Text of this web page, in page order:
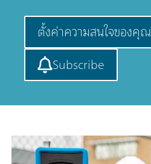
ตั้งค่าความสนใจของคุณ
Subscribe